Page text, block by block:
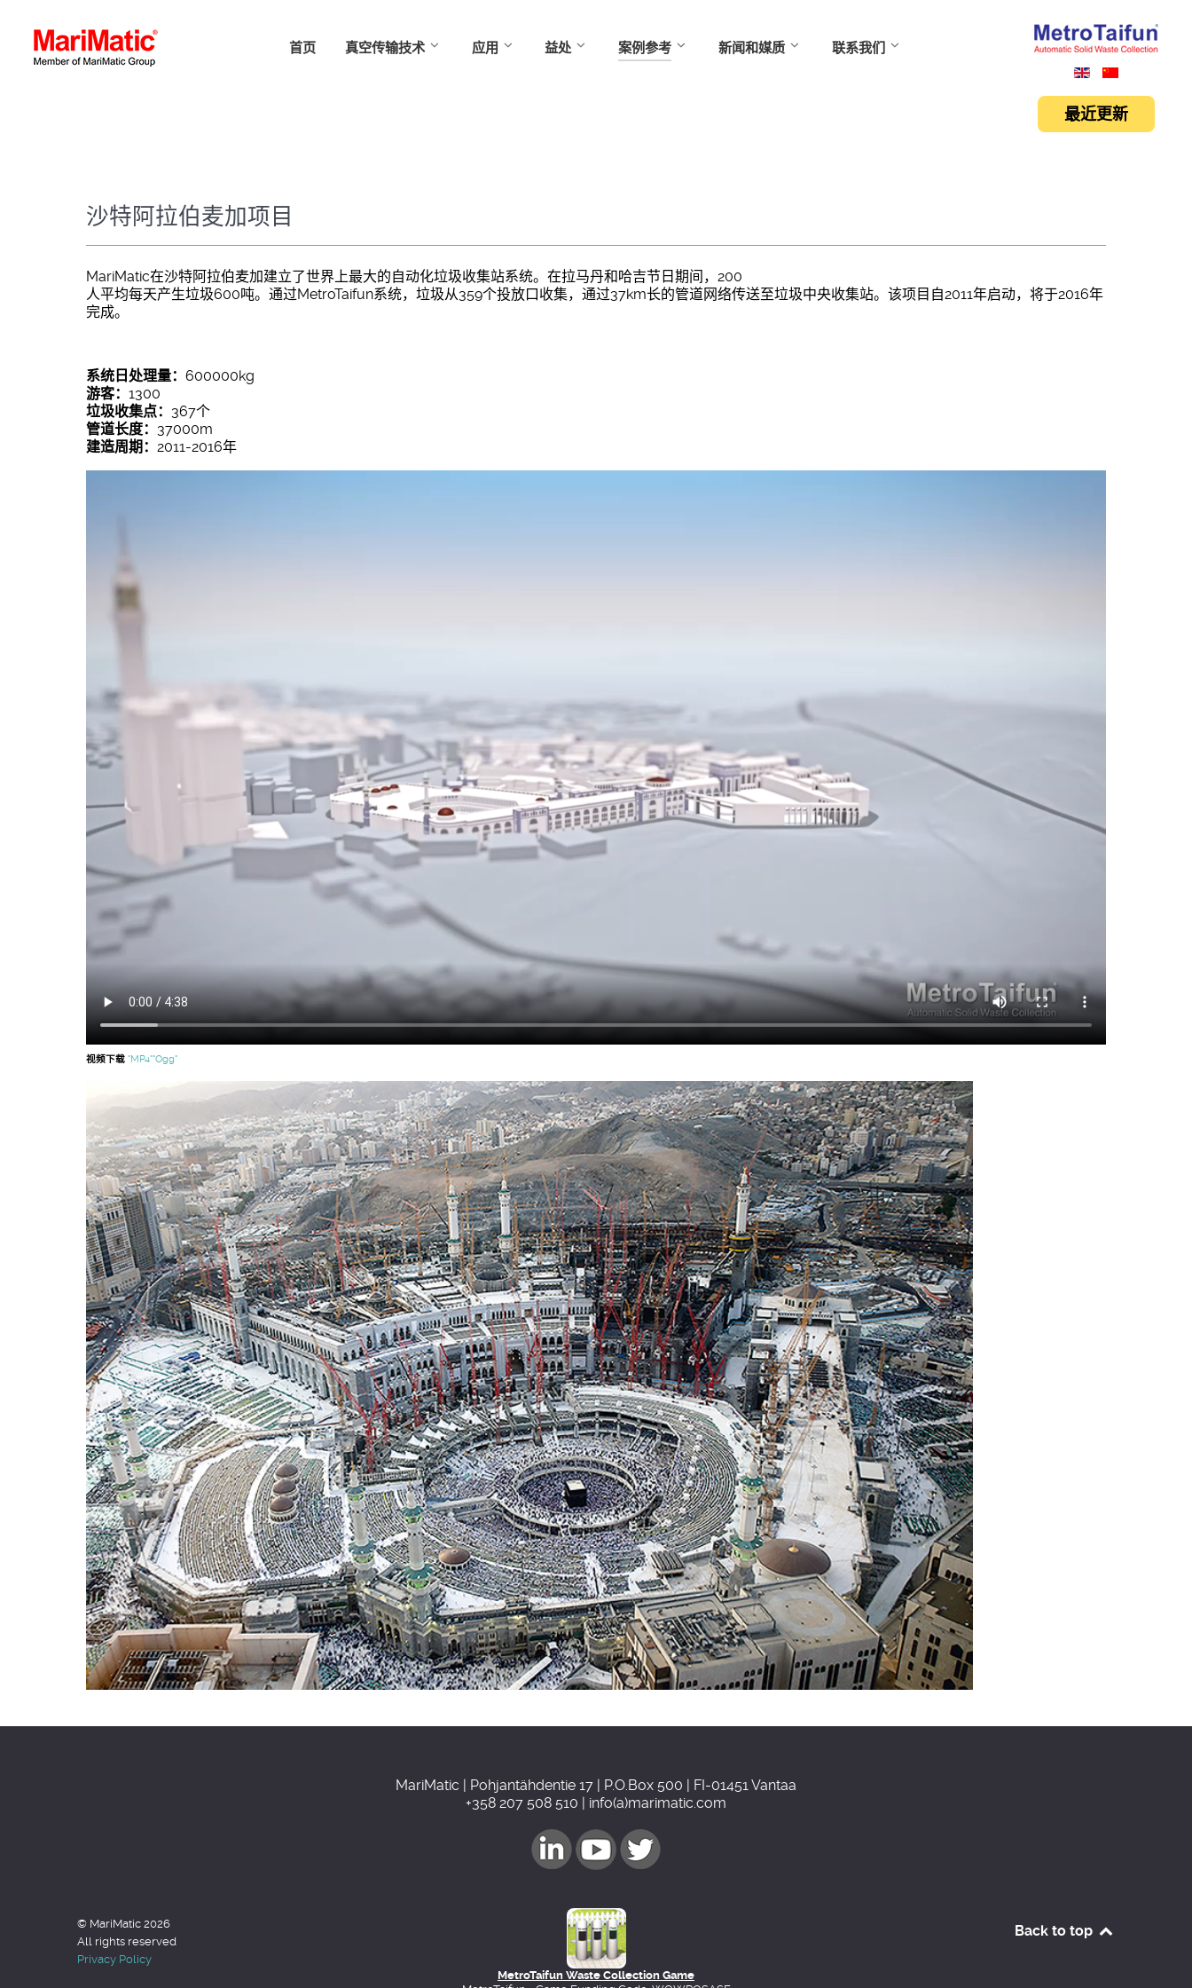
首页 真空传输技术 应用 益处 案例参考 新闻和媒质 联系我们
最近更新
沙特阿拉伯麦加项目
MariMatic在沙特阿拉伯麦加建立了世界上最大的自动化垃圾收集站系统。在拉马丹和哈吉节日期间，200
人平均每天产生垃圾600吨。通过MetroTaifun系统，垃圾从359个投放口收集，通过37km长的管道网络传送至垃圾中央收集站。该项目自2011年启动，将于2016年
完成。
系统日处理量： 600000kg
游客： 1300
垃圾收集点： 367个
管道长度： 37000m
建造周期： 2011-2016年
视频下载 "MP4""Ogg"
MariMatic | Pohjantähdentie 17 | P.O.Box 500 | FI-01451 Vantaa
+358 207 508 510 | info(a)marimatic.com
© MariMatic 2026
All rights reserved
Privacy Policy
MetroTaifun Waste Collection Game
Back to top